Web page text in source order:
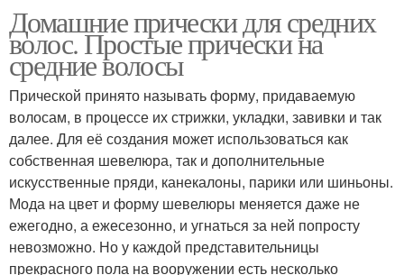
Домашние прически для средних
волос. Простые прически на
средние волосы
Прической принято называть форму, придаваемую
волосам, в процессе их стрижки, укладки, завивки и так
далее. Для её создания может использоваться как
собственная шевелюра, так и дополнительные
искусственные пряди, канекалоны, парики или шиньоны.
Мода на цвет и форму шевелюры меняется даже не
ежегодно, а ежесезонно, и угнаться за ней попросту
невозможно. Но у каждой представительницы
прекрасного пола на вооружении есть несколько